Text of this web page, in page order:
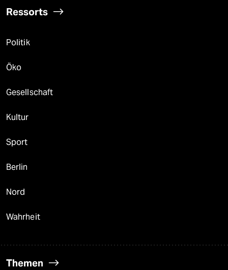
Ressorts
Politik
Öko
Gesellschaft
Kultur
Sport
Berlin
Nord
Wahrheit
Themen